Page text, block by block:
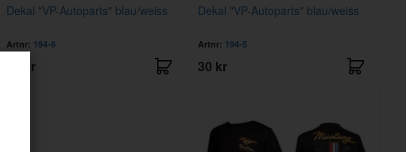
Dekal "VP-Autoparts" blau/weiss
Artnr: 194-6
25 kr
Dekal "VP-Autoparts" blau/weiss
Artnr: 194-5
30 kr